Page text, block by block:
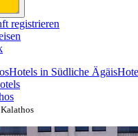
registrieren
Hotels in Südliche Ägäis